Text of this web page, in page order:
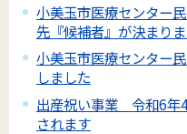
小美玉市医療センター
先『候補者』が決まり
小美玉市医療センター
しました
出産祝い事業 令和6年
されます